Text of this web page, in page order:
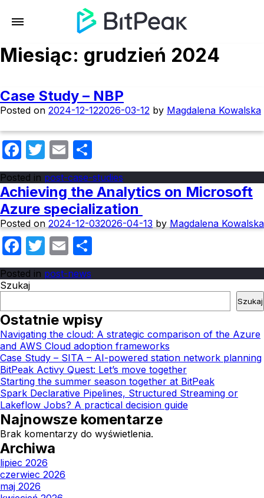
Miesiąc: grudzień 2024
Case Study – NBP
Posted on 2024-12-122026-03-12 by Magdalena Kowalska
Facebook
Twitter
Email
Posted in post-case-studies
Achieving the Analytics on Microsoft
Azure specialization
Posted on 2024-12-032026-04-13 by Magdalena Kowalska
Facebook
Twitter
Email
Posted in post-news
Szukaj
Szukaj
Ostatnie wpisy
Navigating the cloud: A strategic comparison of the Azure
and AWS Cloud adoption frameworks
Case Study – SITA – AI-powered station network planning
BitPeak Activy Quest: Let’s move together
Starting the summer season together at BitPeak
Spark Declarative Pipelines, Structured Streaming or
Lakeflow Jobs? A practical decision guide
Najnowsze komentarze
Brak komentarzy do wyświetlenia.
Archiwa
lipiec 2026
czerwiec 2026
maj 2026